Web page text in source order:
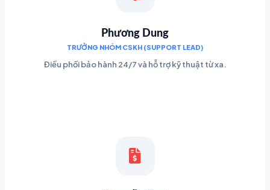
Phương Dung
TRƯỞNG NHÓM CSKH (SUPPORT LEAD)
Điều phối bảo hành 24/7 và hỗ trợ kỹ thuật từ xa.